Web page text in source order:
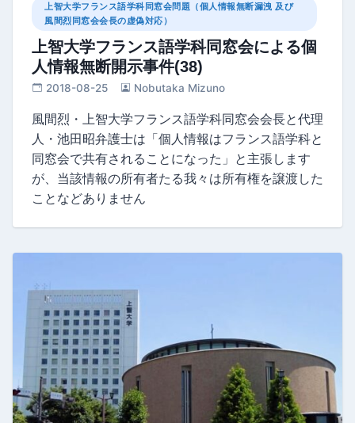
上智大学フランス語学科同窓会問題（個人情報無断漏洩 及び
風間烈同窓会会長の虚偽対応）
上智大学フランス語学科同窓会による個
人情報無断開示事件(38)
2018-08-25 Nobutaka Mizuno
風間烈・上智大学フランス語学科同窓会会長と代理
人・池田昭弁護士は「個人情報はフランス語学科と
同窓会で共有されることになった」と主張します
が、当該情報の所有者たる我々は所有権を譲渡した
ことなどありません